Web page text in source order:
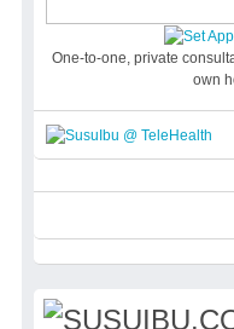
One-to-one, private
own